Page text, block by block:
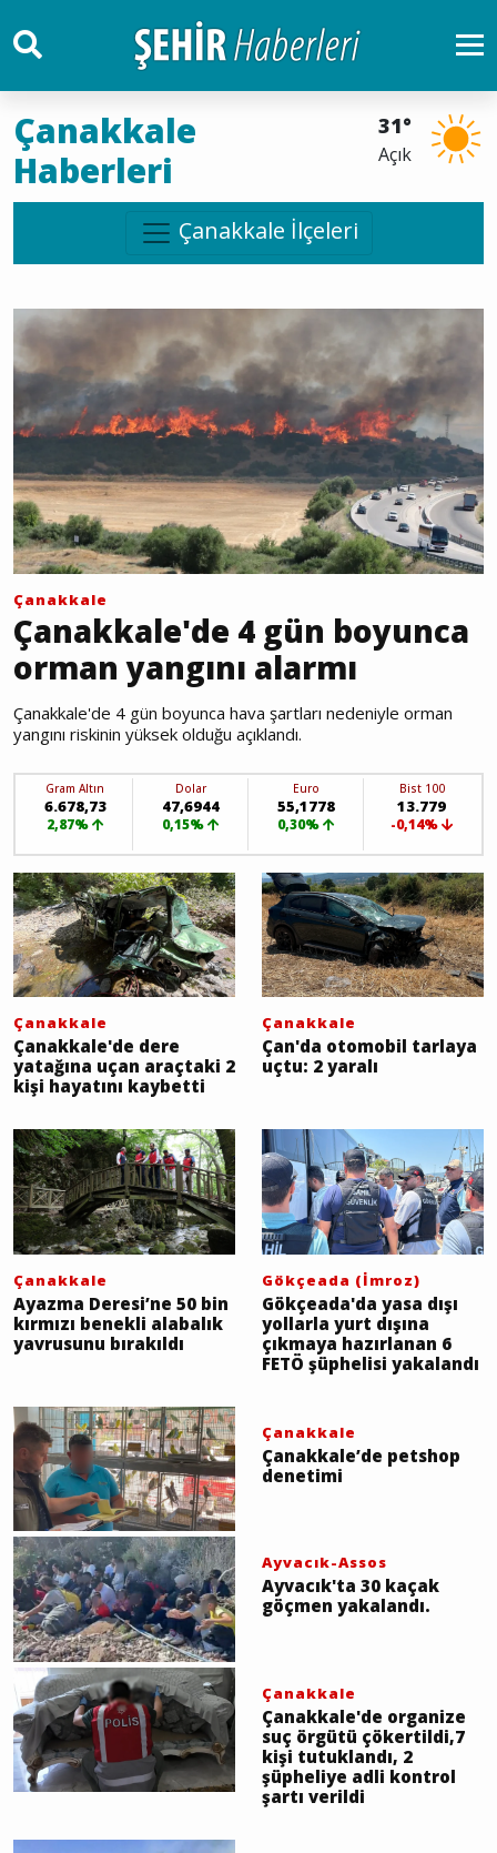
31°
Açık
Çanakkale
Haberleri
Çanakkale İlçeleri
Çanakkale
Çanakkale'de 4 gün boyunca
orman yangını alarmı
Çanakkale'de 4 gün boyunca hava şartları nedeniyle orman
yangını riskinin yüksek olduğu açıklandı.
Gram Altın
6.678,73
2,87%
Dolar
47,6944
0,15%
Euro
55,1778
0,30%
Bist 100
13.779
-0,14%
Çanakkale
Çanakkale'de dere
yatağına uçan araçtaki 2
kişi hayatını kaybetti
Çanakkale
Çan'da otomobil tarlaya
uçtu: 2 yaralı
Çanakkale
Ayazma Deresi’ne 50 bin
kırmızı benekli alabalık
yavrusunu bırakıldı
Gökçeada (İmroz)
Gökçeada'da yasa dışı
yollarla yurt dışına
çıkmaya hazırlanan 6
FETÖ şüphelisi yakalandı
Çanakkale
Çanakkale’de petshop
denetimi
Ayvacık-Assos
Ayvacık'ta 30 kaçak
göçmen yakalandı.
Çanakkale
Çanakkale'de organize
suç örgütü çökertildi,7
kişi tutuklandı, 2
şüpheliye adli kontrol
şartı verildi